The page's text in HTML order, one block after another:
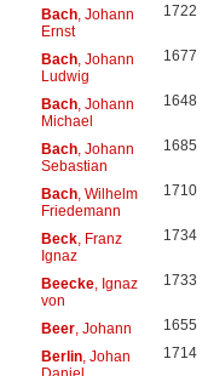
Bach, Johann
Ernst
1722
Bach, Johann
Ludwig
1677
Bach, Johann
Michael
1648
Bach, Johann
Sebastian
1685
Bach, Wilhelm
Friedemann
1710
Beck, Franz
Ignaz
1734
Beecke, Ignaz
von
1733
Beer, Johann 1655
Berlin, Johan
1714